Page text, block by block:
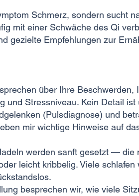
Schmerz, sondern sucht
mit einer Schwäche des Qi
gezielte Empfehlungen zur
über Ihre Beschwerden,
und Stressniveau. Kein Detail ist
(Pulsdiagnose) und
mir wichtige Hinweise auf
werden sanft gesetzt — die
leicht kribbelig. Viele schlafen
besprechen wir, wie viele